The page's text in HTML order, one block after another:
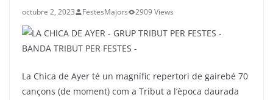
octubre 2, 2023 FestesMajors 2909 Views
La Chica de Ayer té un magnífic repertori de gairebé 70
cançons (de moment) com a Tribut a l’època daurada